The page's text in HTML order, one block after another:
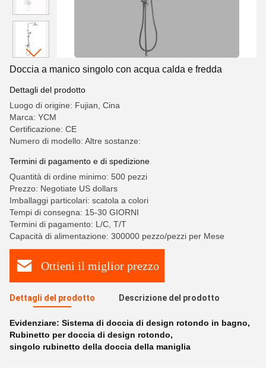
Doccia a manico singolo con acqua calda e fredda
Dettagli del prodotto
Luogo di origine: Fujian, Cina
Marca: YCM
Certificazione: CE
Numero di modello: Altre sostanze:
Termini di pagamento e di spedizione
Quantità di ordine minimo: 500 pezzi
Prezzo: Negotiate US dollars
Imballaggi particolari: scatola a colori
Tempi di consegna: 15-30 GIORNI
Termini di pagamento: L/C, T/T
Capacità di alimentazione: 300000 pezzo/pezzi per Mese
Ottieni il miglior prezzo
Dettagli del prodotto Descrizione del prodotto
Evidenziare: Sistema di doccia di design rotondo in bagno,
Rubinetto per doccia di design rotondo,
singolo rubinetto della doccia della maniglia